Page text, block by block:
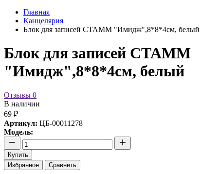
Главная
Канцелярия
Блок для записей СТАММ "Имидж",8*8*4см, белый
Блок для записей СТАММ
"Имидж",8*8*4см, белый
Отзывы 0
В наличии
69 ₽
Артикул: ЦБ-00011278
Модель:
Купить
Избранное
Сравнить